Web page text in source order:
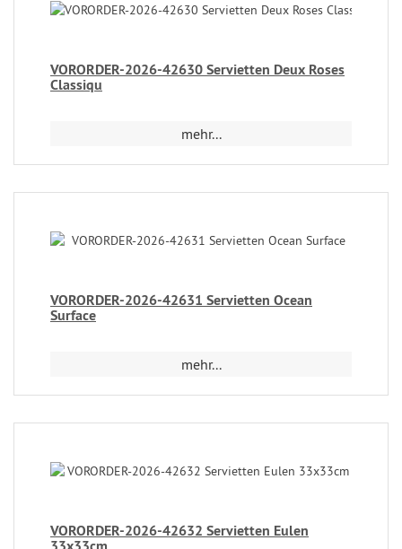
VORORDER-2026-42630 Servietten Deux Roses
Classiqu
mehr...
VORORDER-2026-42631 Servietten Ocean
Surface
mehr...
VORORDER-2026-42632 Servietten Eulen